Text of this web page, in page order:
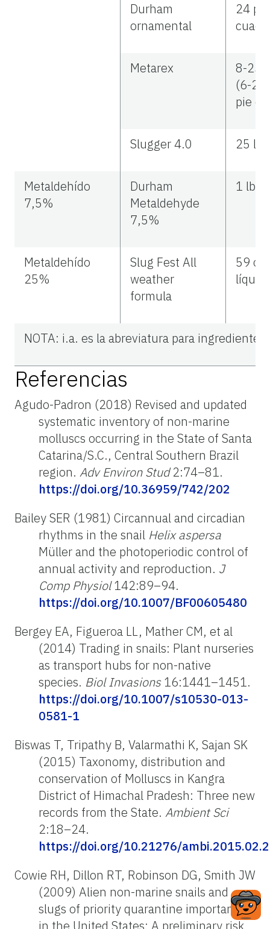
Durham
ornamental
24
Metarex
8-25
(6-20
pie
Slugger 4.0 25 lb
Metaldehído
7,5%
Durham
Metaldehyde
7,5%
1 lb
Metaldehído
25%
Slug Fest All
weather
formula
59
NOTA: i.a. es la abreviatura para ingrediente
Referencias
Agudo-Padron (2018) Revised and updated
systematic inventory of non-marine
molluscs occurring in the State of Santa
Catarina/S.C., Central Southern Brazil
region. Adv Environ Stud2:74–81.
https://doi.org/10.36959/742/202
Bailey SER (1981) Circannual and circadian
rhythms in the snail Helix aspersa
Müller and the photoperiodic control of
annual activity and reproduction. J
Comp Physiol142:89–94.
https://doi.org/10.1007/BF00605480
Bergey EA, Figueroa LL, Mather CM, et al
(2014) Trading in snails: Plant nurseries
as transport hubs for non-native
species. Biol Invasions 16:1441–1451.
https://doi.org/10.1007/s10530-013-
0581-1
Biswas T, Tripathy B, Valarmathi K, Sajan SK
(2015) Taxonomy, distribution and
conservation of Molluscs in Kangra
District of Himachal Pradesh: Three new
records from the State. Ambient Sci
2:18–24.
https://doi.org/10.21276/
Cowie RH, Dillon RT, Robinson DG, Smith JW
(2009) Alien non-marine snails and
slugs of priority quarantine importance